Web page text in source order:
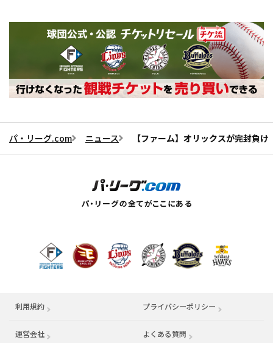
パ・リーグ.com ニュース 【ファーム】オリックスが完封負
利用規約 プライバシーポリシー
運営会社 （別ウィンドウで開く） よくある質問